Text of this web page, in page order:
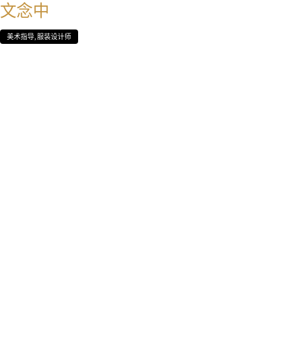
文念中
美术指导, 服装设计师